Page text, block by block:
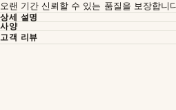
오랜 기간 신뢰할 수 있는 품질을 보장합니
상세 설명
사양
고객 리뷰